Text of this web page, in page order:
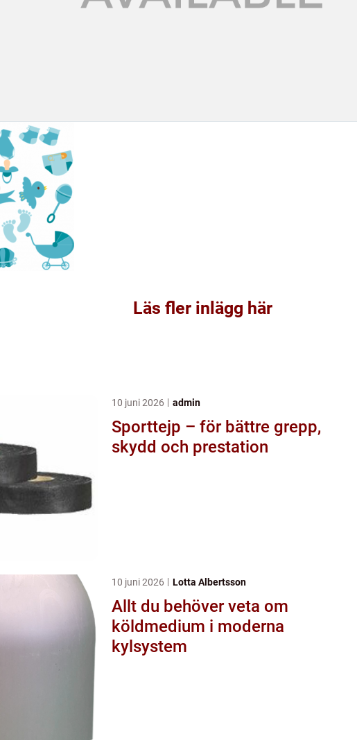
Läs fler inlägg här
10 juni 2026 admin
Sporttejp – för bättre grepp,
skydd och prestation
10 juni 2026 Lotta Albertsson
Allt du behöver veta om
köldmedium i moderna
kylsystem